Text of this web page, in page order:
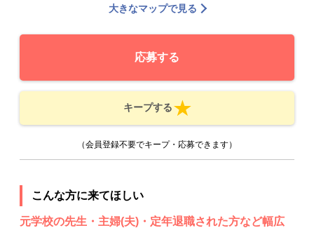
大きなマップで見る
応募する
キープする
（会員登録不要でキープ・応募できます）
こんな方に来てほしい
元学校の先生・主婦(夫)・定年退職された方など幅広